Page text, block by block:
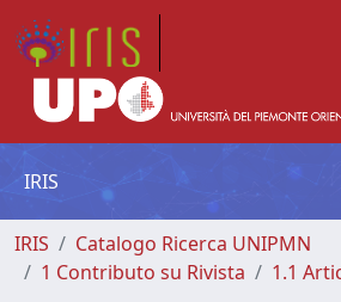
IRIS
IRIS
Catalogo Ricerca UNIPMN
1 Contributo su Rivista
1.1